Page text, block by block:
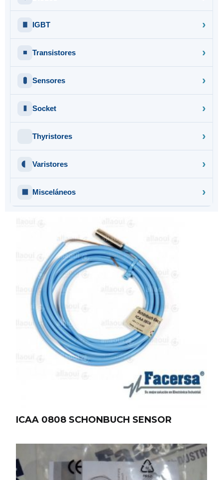
IGBT
Transistores
Sensores
Socket
Thyristores
Varistores
Misceláneos
ICAA 0808 SCHONBUCH SENSOR